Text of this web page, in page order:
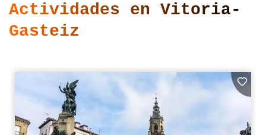
Actividades en Vitoria-
Gasteiz